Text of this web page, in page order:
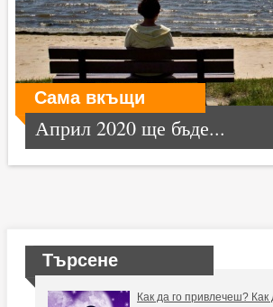
Сама вкъщи
Април 2020 ще бъде...
Търсене
Как да го привлечеш?